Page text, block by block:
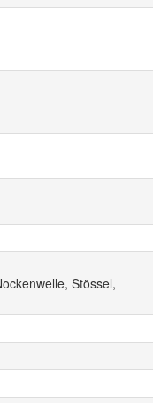
Stössel,